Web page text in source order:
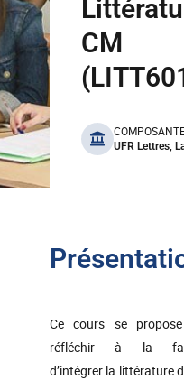
CM
benefits
UFR Lettres,
Ce cours se
réfléchir à la
d’intégrer la littérature